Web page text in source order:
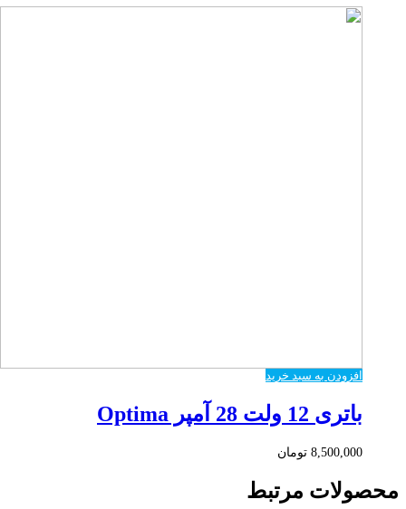
افزودن به سبد خرید
باتری 12 ولت 28 آمپر Optima
8,500,000 تومان
محصولات مرتبط